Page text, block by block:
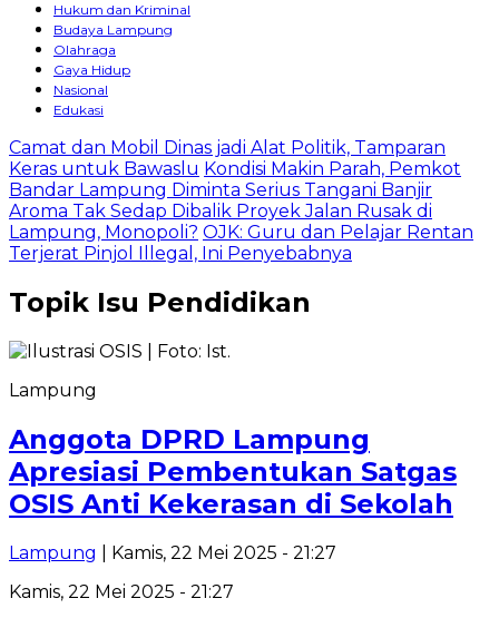
Hukum dan Kriminal
Budaya Lampung
Olahraga
Gaya Hidup
Nasional
Edukasi
Camat dan Mobil Dinas jadi Alat Politik, Tamparan
Keras untuk Bawaslu Kondisi Makin Parah, Pemkot
Bandar Lampung Diminta Serius Tangani Banjir
Aroma Tak Sedap Dibalik Proyek Jalan Rusak di
Lampung, Monopoli? OJK: Guru dan Pelajar Rentan
Terjerat Pinjol Illegal, Ini Penyebabnya
Topik Isu Pendidikan
Lampung
Anggota DPRD Lampung
Apresiasi Pembentukan Satgas
OSIS Anti Kekerasan di Sekolah
Lampung
| Kamis, 22 Mei 2025 - 21:27
Kamis, 22 Mei 2025 - 21:27